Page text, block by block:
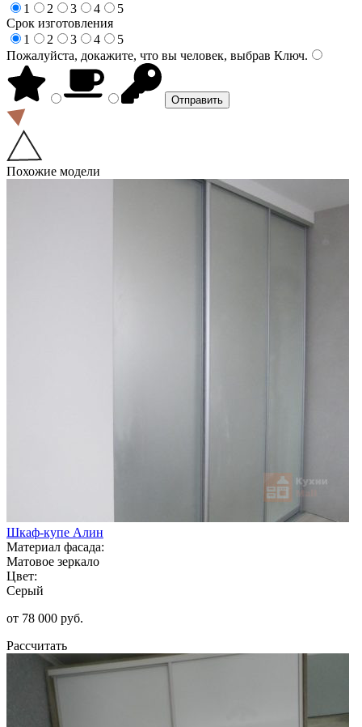
1
2 3 4
5
Срок изготовления
1
2 3 4
5
Пожалуйста, докажите, что вы человек, выбрав Ключ.
Похожие модели
Шкаф-купе Алин
Материал фасада:
Матовое зеркало
Цвет:
Серый
от 78 000 руб.
Рассчитать